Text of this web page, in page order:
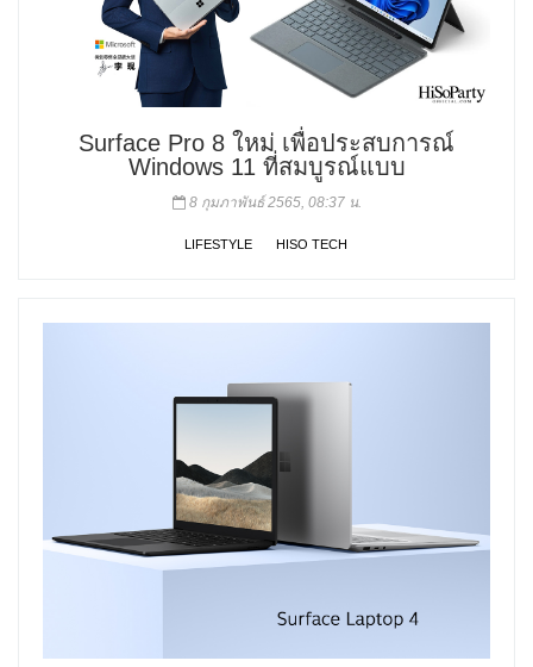
Surface Pro 8 ใหม่ เพื่อประสบการณ์
Windows 11 ที่สมบูรณ์แบบ
8 กุมภาพันธ์ 2565, 08:37 น.
LIFESTYLE HISO TECH